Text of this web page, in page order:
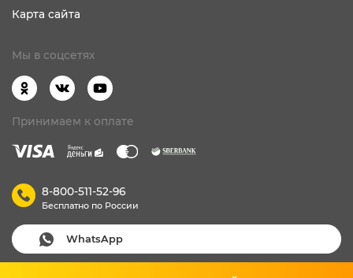
Карта сайта
Мы в соцсетях
Принимаем к оплате
8-800-511-52-96
Бесплатно по России
WhatsApp